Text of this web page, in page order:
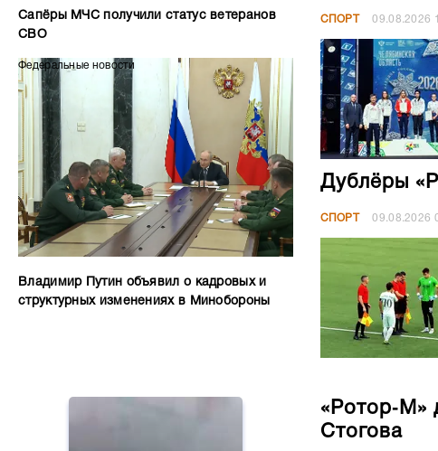
Сапёры МЧС получили статус ветеранов
СВО
Федеральные новости
Владимир Путин объявил о кадровых и
структурных изменениях в Минобороны
СПОРТ 09.08.2026
Дублёры
СПОРТ 09.08.2026
«Ротор‑М»
Стогова